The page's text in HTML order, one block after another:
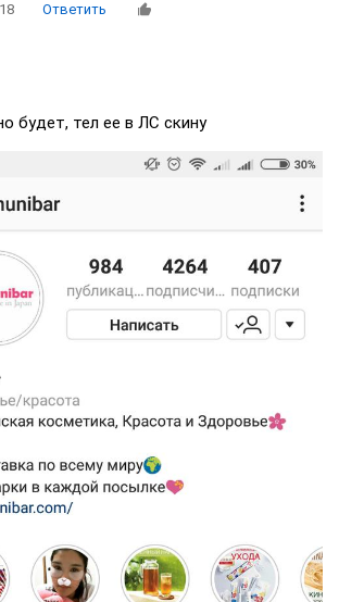
Ответить
будет, тел ее в ЛС скину